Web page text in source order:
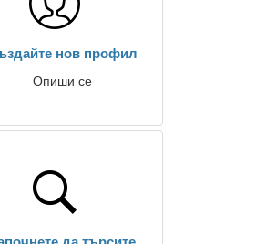
нов профил
Опиши се